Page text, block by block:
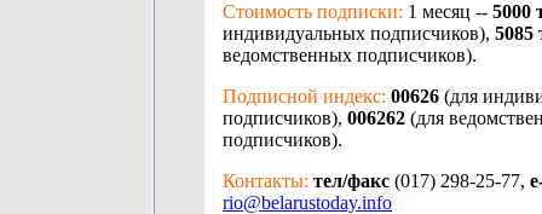
Стоимость подписки: 1 месяц -- 5000
индивидуальных подписчиков), 5085
ведомственных подписчиков).
Подписной индекс: 00626 (для
подписчиков), 006262 (для
подписчиков).
Контакты: тел/факс (017) 298-25-77,
rio@belarustoday.info